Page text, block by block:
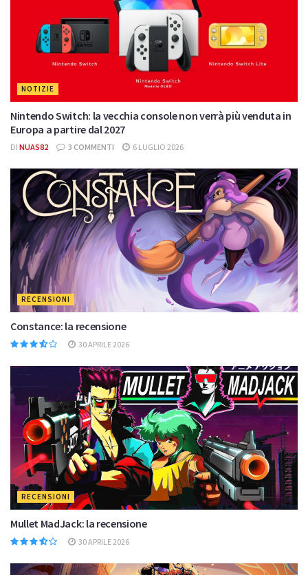
NOTIZIE
Nintendo Switch: la vecchia console non verrà più venduta in
Europa a partire dal 2027
DI NUAS82 3 COMMENTI 6 LUGLIO 2026
RECENSIONI
Constance: la recensione
30 APRILE 2026
RECENSIONI
Mullet MadJack: la recensione
30 APRILE 2026